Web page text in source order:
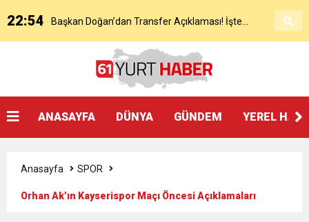
KAP’a Bildirdi
22:54 Başkan Doğan’dan Transfer Açıklaması! İşte
Mohamed Salah’ın Trabzon’da İlk Sözleri!
ANASAYFA DÜNYA GÜNDEM YEREL
Anasayfa SPOR
Orhan Ak’ın Kayserispor Maçı Öncesi Açıklamaları